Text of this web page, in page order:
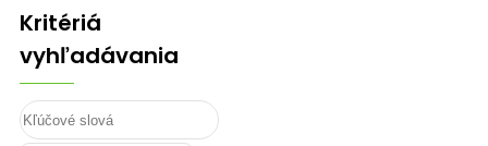
Kritériá
vyhľadávania